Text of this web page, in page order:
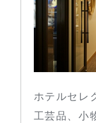
ホテルセレ
工芸品、小